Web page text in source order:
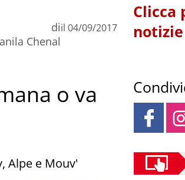
di
Chenal
il 04/09/2017
o va
Alpe e Mouv'
Clicca
notizie